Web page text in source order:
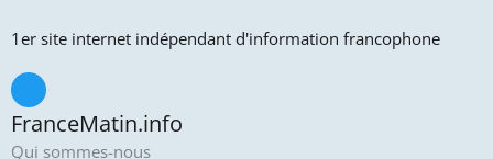
1er site internet indépendant d'information francophone
FranceMatin.info
Qui sommes-nous